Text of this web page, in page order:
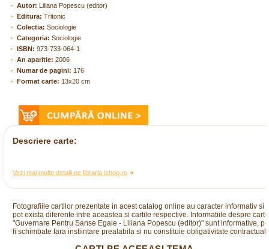
Autor: Liliana Popescu (editor)
Editura: Tritonic
Colectia: Sociologie
Categoria: Sociologie
ISBN: 973-733-064-1
An aparitie: 2006
Numar de pagini: 176
Format carte: 13x20 cm
Descriere carte:
Vezi mai multe detalii pe libraria ishop.ro
Fotografiile cartilor prezentate in acest catalog online au caracter informativ si
pot exista diferente intre aceastea si cartile respective. Informatiile despre
"Guvernare Pentru Sanse Egale - Liliana Popescu (editor)" sunt informative,
fi schimbate fara instiintare prealabila si nu constituie obligativitate